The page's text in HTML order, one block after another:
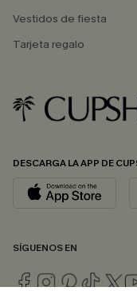
Vestidos de fiesta
Tarjeta regalo
DESCARGA LA APP DE
SÍGUENOS EN